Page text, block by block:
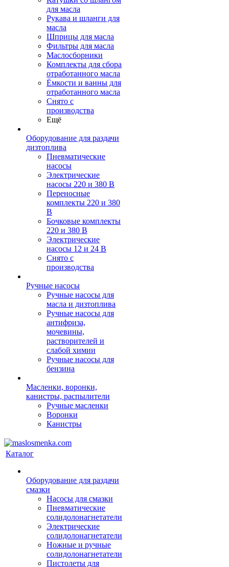
для масла
Рукава и шланги для
масла
Шприцы для масла
Фильтры для масла
Маслосборники
Комплекты для сбора
отработанного масла
Ёмкости и ванны для
отработанного масла
Снято с
производства
Ещё
Оборудование для раздачи
дизтоплива
Пневматические
насосы
Электрические
насосы 220 и 380 В
Переносные
комплекты 220 и 380
В
Бочковые комплекты
220 и 380 В
Электрические
насосы 12 и 24 В
Снято с
производства
Ручные насосы
Ручные насосы для
масла и дизтоплива
Ручные насосы для
антифриза,
мочевины,
растворителей и
слабой химии
Ручные насосы для
бензина
Масленки, воронки,
канистры, распылители
Ручные масленки
Воронки
Канистры
Каталог
Оборудование для раздачи
смазки
Насосы для смазки
Пневматические
солидолонагнетатели
Электрические
солидолонагнетатели
Ножные и ручные
солидолонагнетатели
Пистолеты для